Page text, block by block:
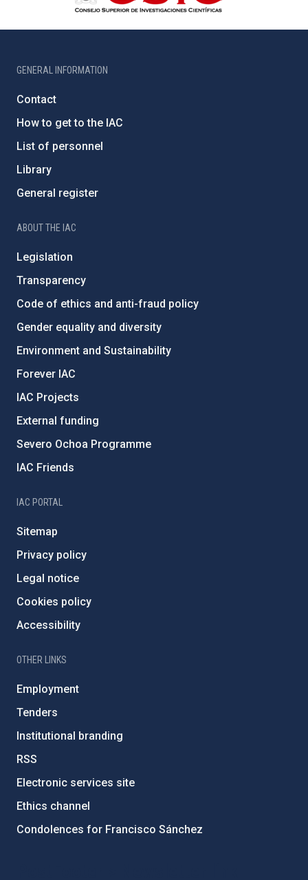
GENERAL INFORMATION
Contact
How to get to the IAC
List of personnel
Library
General register
ABOUT THE IAC
Legislation
Transparency
Code of ethics and anti-fraud policy
Gender equality and diversity
Environment and Sustainability
Forever IAC
IAC Projects
External funding
Severo Ochoa Programme
IAC Friends
IAC PORTAL
Sitemap
Privacy policy
Legal notice
Cookies policy
Accessibility
OTHER LINKS
Employment
Tenders
Institutional branding
RSS
Electronic services site
Ethics channel
Condolences for Francisco Sánchez